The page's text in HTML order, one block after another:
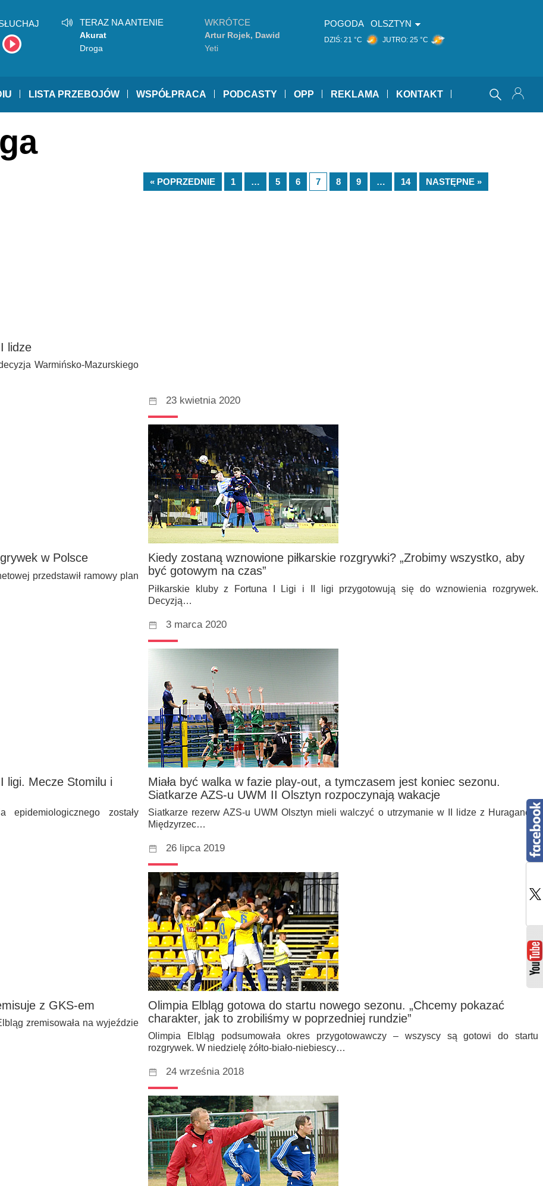
TERAZ NA ANTENIE
Akurat
Droga
WKRÓTCE
Artur Rojek, Dawid
Podsiadło
Yeti
POGODA OLSZTYN
DZIŚ: 21 °C JUTRO: 25 °C
LISTA PRZEBOJÓW WSPÓŁPRACA PODCASTY OPP REKLAMA KONTAKT
lidze
Warmińsko-Mazurskiego
w Polsce
przedstawił ramowy plan
23 kwietnia 2020
Kiedy zostaną wznowione piłkarskie rozgrywki? „Zrobimy wszystko, aby
być gotowym na czas”
Piłkarskie kluby z Fortuna I Ligi i II ligi przygotowują się do wznowienia rozgrywek.
Decyzją…
ligi. Mecze Stomilu i
zostały
3 marca 2020
Miała być walka w fazie play-out, a tymczasem jest koniec sezonu.
Siatkarze AZS-u UWM II Olsztyn rozpoczynają wakacje
Siatkarze rezerw AZS-u UWM Olsztyn mieli walczyć o utrzymanie w II lidze z Huraganem
Międzyrzec…
z GKS-em
zremisowała na wyjeździe
26 lipca 2019
Olimpia Elbląg gotowa do startu nowego sezonu. „Chcemy pokazać
charakter, jak to zrobiliśmy w poprzedniej rundzie”
Olimpia Elbląg podsumowała okres przygotowawczy – wszyscy są gotowi do startu
rozgrywek. W niedzielę żółto-biało-niebiescy…
24 września 2018
« POPRZEDNIE 1 … 5 6 7 8 9 … 14 NASTĘPNE »